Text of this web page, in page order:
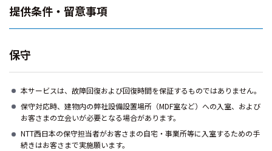
提供条件・留意事項
保守
本サービスは、故障回復および回復時間を保証するものではありません。
保守対応時、建物内の弊社設備設置場所（MDF室など）への入室、および
お客さまの立会いが必要となる場合があります。
NTT西日本の保守担当者がお客さまの自宅・事業所等に入室するための手
続きはお客さまで実施願います。